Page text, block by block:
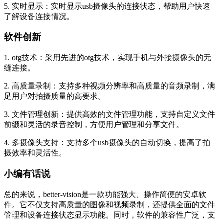
5. 实时显示：实时显示usb摄像头的连接状态，帮助用户快速
了解设备连接情况。
软件创新
1. otg技术：采用先进的otg技术，实现手机与外接摄像头的无
缝连接。
2. 高质量录制：支持多种视频分辨率和高质量的音频录制，满
足用户对拍摄质量的高要求。
3. 文件管理创新：提供高效的文件管理功能，支持自定义文件
前缀和灵活的录音控制，方便用户管理和分享文件。
4. 多摄像头支持：支持多个usb摄像头的自动切换，提高了拍
摄效率和灵活性。
小编有话说
总的来说，better-vision是一款功能强大、操作简便的安卓软
件。它不仅支持高质量的图像和视频录制，还提供全面的文件
管理和设备连接状态显示功能。同时，软件的兼容性广泛，支